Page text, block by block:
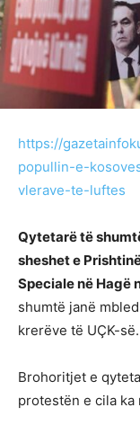
https://
popullin-e-
vlerave-te-luftes
Qytetarë të
sheshet e
Speciale në Hagë
shumtë janë
krerëve të UÇK-së.
Brohoritjet e
protestën e cila ka